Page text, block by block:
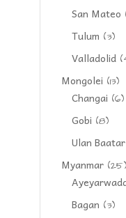
San Mateo
Tulum (3)
Valladolid
Mongolei (13)
Changai (6)
Gobi (8)
Ulan Baatar
Myanmar (25)
Bagan (3)